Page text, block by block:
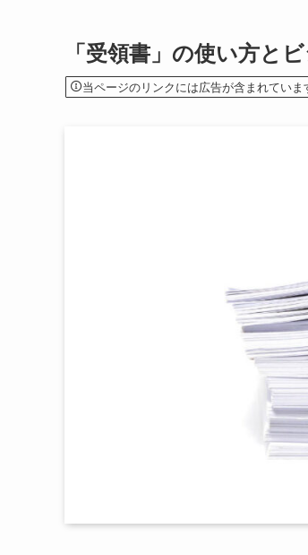
「受領書」の使い方と
当ページのリンクには広告が含まれていま